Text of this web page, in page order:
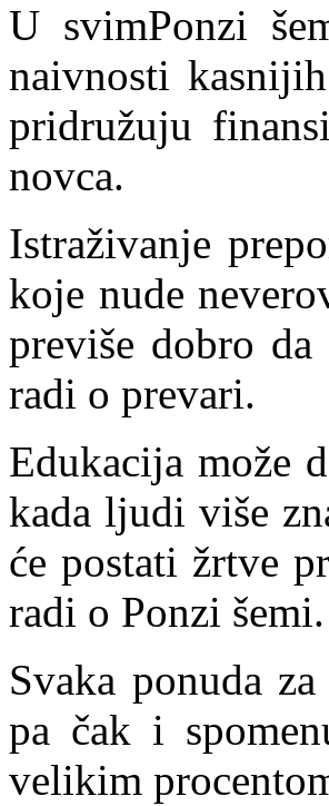
U svimPonzi
naivnosti
pridružuju
novca.
Istraživanje
koje nude
previše dobro
radi o prevari.
Edukacija može
kada ljudi više
će postati žrtve
radi o Ponzi šemi.
Svaka ponuda
pa čak i
velikim